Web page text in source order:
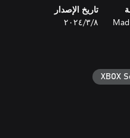
تاريخ الإصدار
٨‏/٣‏/٢٠٢٤
XBOX